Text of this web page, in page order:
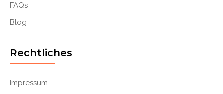
FAQs
Blog
Rechtliches
Impressum